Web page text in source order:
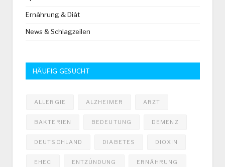
Ernährung & Diät
News & Schlagzeilen
HÄUFIG GESUCHT
ALLERGIE ALZHEIMER ARZT
BAKTERIEN BEDEUTUNG DEMENZ
DEUTSCHLAND DIABETES DIOXIN
EHEC ENTZÜNDUNG ERNÄHRUNG